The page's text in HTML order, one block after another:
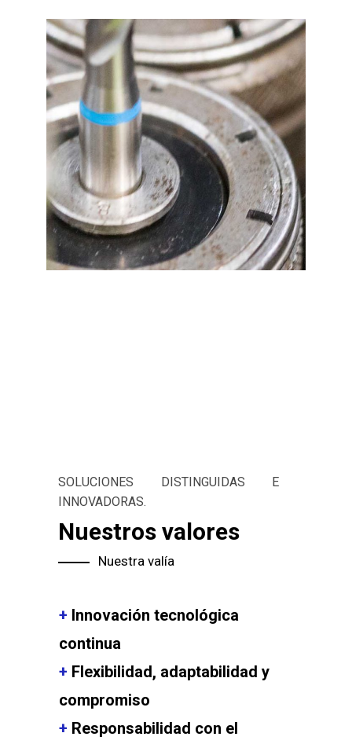
SOLUCIONES DISTINGUIDAS E
INNOVADORAS.
Nuestros valores
Nuestra valía
+ Innovación tecnológica
continua
+ Flexibilidad, adaptabilidad y
compromiso
+ Responsabilidad con el